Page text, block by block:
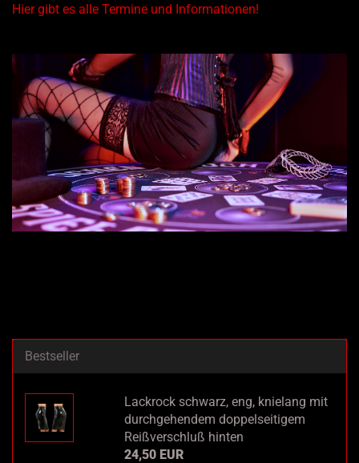
Hier gibt es alle Termine und Informationen!
Bestseller
Lackrock schwarz, eng, knielang mit
durchgehendem doppelseitigem
Reißverschluß hinten
24,50 EUR